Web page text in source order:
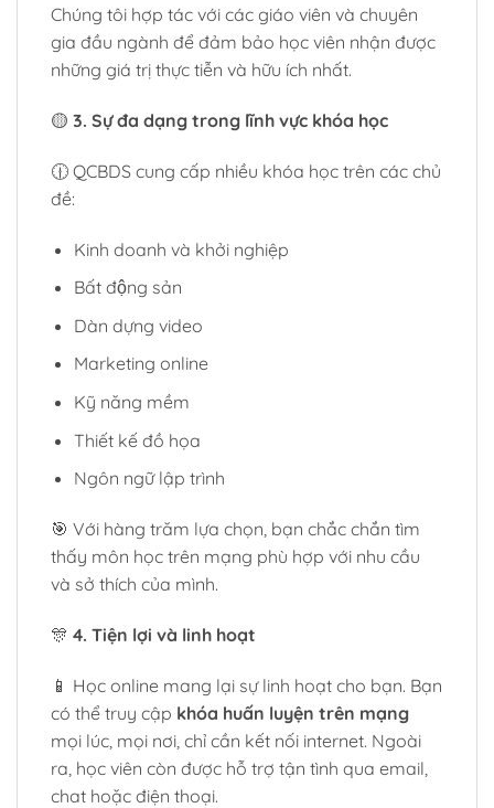
Chúng tôi hợp tác với các giáo viên và chuyên
gia đầu ngành để đảm bảo học viên nhận được
những giá trị thực tiễn và hữu ích nhất.
🟡 3. Sự đa dạng trong lĩnh vực khóa học
🕧 QCBDS cung cấp nhiều khóa học trên các chủ
đề:
Kinh doanh và khởi nghiệp
Bất động sản
Dàn dựng video
Marketing online
Kỹ năng mềm
Thiết kế đồ họa
Ngôn ngữ lập trình
🎯 Với hàng trăm lựa chọn, bạn chắc chắn tìm
thấy môn học trên mạng phù hợp với nhu cầu
và sở thích của mình.
🎊 4. Tiện lợi và linh hoạt
📱 Học online mang lại sự linh hoạt cho bạn. Bạn
có thể truy cập khóa huấn luyện trên mạng
mọi lúc, mọi nơi, chỉ cần kết nối internet. Ngoài
ra, học viên còn được hỗ trợ tận tình qua email,
chat hoặc điện thoại.